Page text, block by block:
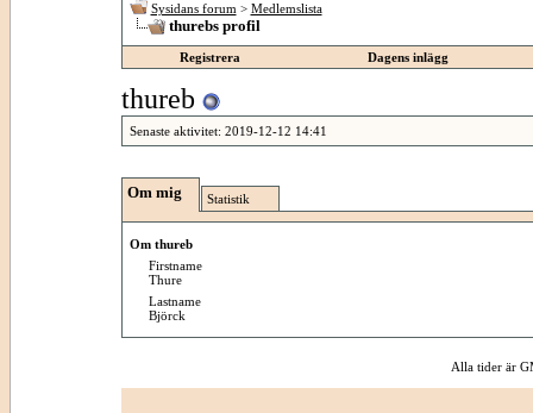
Sysidans forum > Medlemslista
thurebs profil
Registrera Dagens inlägg
thureb
Senaste aktivitet: 2019-12-12 14:41
Om mig Statistik
Om thureb
Firstname
Thure
Lastname
Björck
Alla tider är